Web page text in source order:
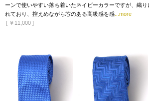
ーンで使いやすい落ち着いたネイビーカラーですが、織
れており、控えめながら芯のある高級感を感 ...more
[ ￥11,000 ]